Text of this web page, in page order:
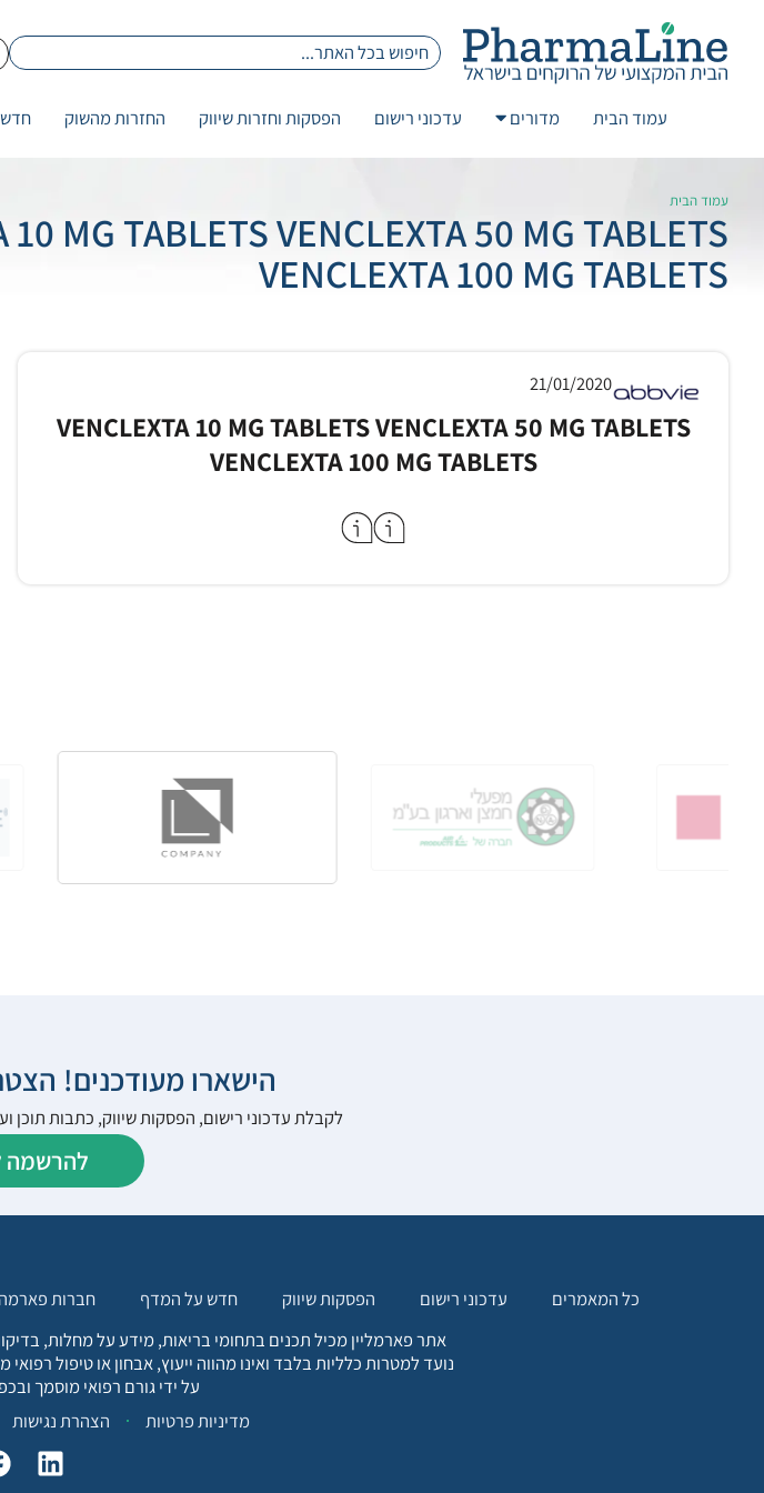
עמוד הבית מדורים עדכוני רישום הפסקות וחזרות שיווק החזרות מהשוק
עמוד הבית
MG TABLETS VENCLEXTA 50 MG TABLETS
VENCLEXTA 100 MG TABLETS
21/01/2020
VENCLEXTA 10 MG TABLETS VENCLEXTA 50 MG TABLETS
VENCLEXTA 100 MG TABLETS
הישארו מעודכנים!
לקבלת עדכוני רישום, הפסקות שיווק, כתבות תוכן
להרשמה
כל המאמרים עדכוני רישום הפסקות שיווק חדש על המדף חברות פארמה
אתר פארמליין מכיל תכנים בתחומי בריאות, מידע על מחלות,
נועד למטרות כלליות בלבד ואינו מהווה ייעוץ, אבחון או טיפול
על ידי גורם רפואי מוסמך
מדיניות פרטיות
הצהרת נגישות